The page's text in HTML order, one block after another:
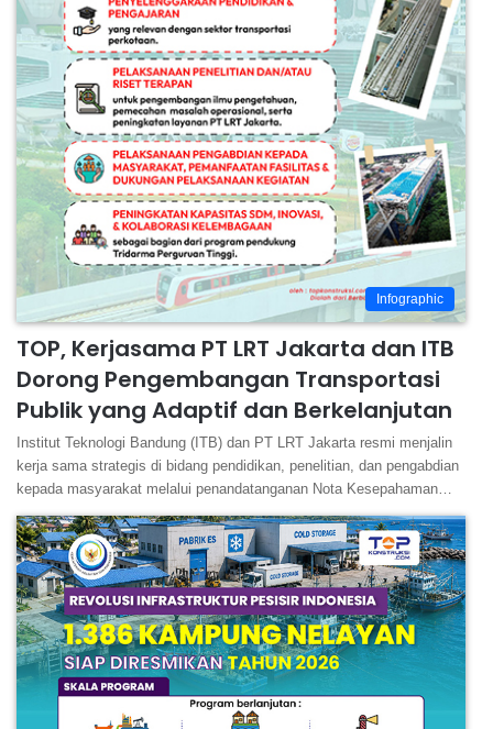
Infographic
TOP, Kerjasama PT LRT Jakarta dan ITB
Dorong Pengembangan Transportasi
Publik yang Adaptif dan Berkelanjutan
Institut Teknologi Bandung (ITB) dan PT LRT Jakarta resmi menjalin
kerja sama strategis di bidang pendidikan, penelitian, dan pengabdian
kepada masyarakat melalui penandatanganan Nota Kesepahaman…